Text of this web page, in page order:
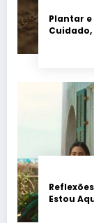
Plantar e
Cuidado,
Estou